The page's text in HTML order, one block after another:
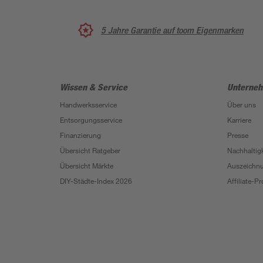
5 Jahre Garantie auf toom Eigenmarken
Wissen & Service
Handwerksservice
Entsorgungsservice
Finanzierung
Übersicht Ratgeber
Übersicht Märkte
DIY-Städte-Index 2026
Über uns
Karriere
Presse
Affiliate-